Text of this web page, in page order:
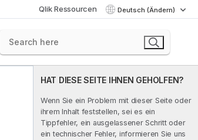
Qlik Ressourcen Deutsch (Ändern)
HAT DIESE SEITE IHNEN GEHOLFEN?
Wenn Sie ein Problem mit dieser Seite oder
ihrem Inhalt feststellen, sei es ein
Tippfehler, ein ausgelassener Schritt oder
ein technischer Fehler, informieren Sie uns